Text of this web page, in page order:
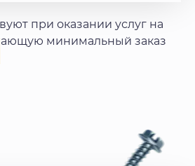
при оказании услуг на
минимальный заказ